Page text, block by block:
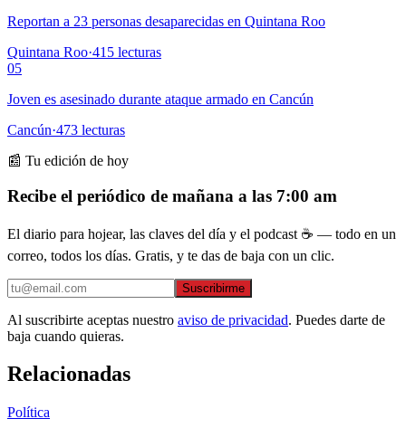
Reportan a 23 personas desaparecidas en Quintana Roo
Quintana Roo·415 lecturas
05
Joven es asesinado durante ataque armado en Cancún
Cancún·473 lecturas
📰 Tu edición de hoy
Recibe el periódico de mañana a las 7:00 am
El diario para hojear, las claves del día y el podcast ☕ — todo en un
correo, todos los días. Gratis, y te das de baja con un clic.
Suscribirme
Al suscribirte aceptas nuestro aviso de privacidad. Puedes darte de
baja cuando quieras.
Relacionadas
Política